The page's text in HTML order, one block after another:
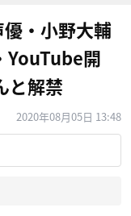
・小野大輔
YouTube開
と解禁
2020年08月05日 13:48